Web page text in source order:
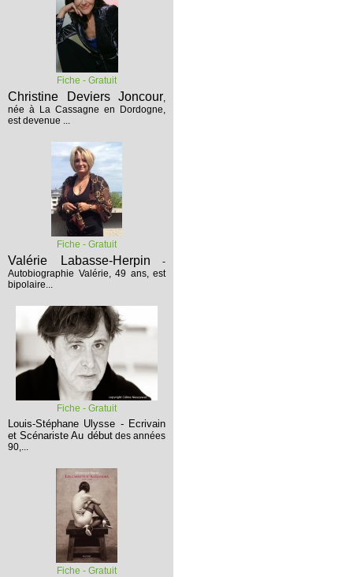
Fiche - Gratuit
Christine Deviers Joncour,
née à La Cassagne en Dordogne,
est devenue ...
Fiche - Gratuit
Valérie Labasse-Herpin -
Autobiographie Valérie, 49 ans, est
bipolaire...
Fiche - Gratuit
Louis-Stéphane Ulysse - Ecrivain
et Scénariste Au débutdes années
90,...
Fiche - Gratuit